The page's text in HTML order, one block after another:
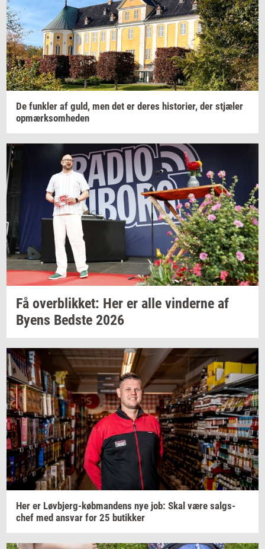
De funk­ler af guld, men det er deres hi­sto­ri­er, der stjæ­ler
op­mærk­som­he­den
Få over­blik­ket: Her er alle vin­der­ne af
Byens Bed­ste 2026
Her er Løvbjerg-​købmandens nye job: Skal være salgs­
chef med an­svar for 25 bu­tik­ker